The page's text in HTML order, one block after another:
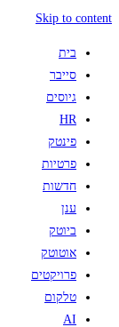
Skip to content
בית
סייבר
גיוסים
HR
פינטק
פרטיות
חדשות
ענן
ביוטק
אוטוטק
פרויקטים
טלקום
AI